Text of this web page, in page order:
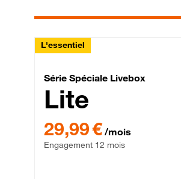
L'essentiel
Série
Série Spéciale Livebox
Lite
29,99 € par mois , Engagement 12
29,99 € /mois
Engagement 12 mois